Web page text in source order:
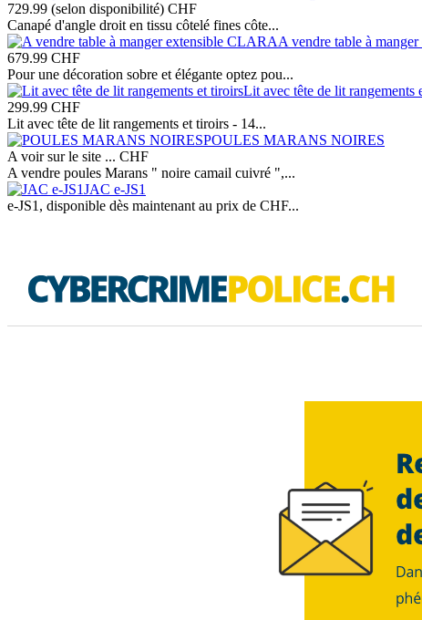
729.99 (selon disponibilité) CHF
Canapé d'angle droit en tissu côtelé fines côte...
A vendre table à
679.99 CHF
Pour une décoration sobre et élégante optez pou...
Lit avec tête de lit rangements
299.99 CHF
Lit avec tête de lit rangements et tiroirs - 14...
POULES MARANS NOIRES
A voir sur le site ... CHF
A vendre poules Marans " noire camail cuivré ",...
JAC e-JS1
e-JS1, disponible dès maintenant au prix de CHF...